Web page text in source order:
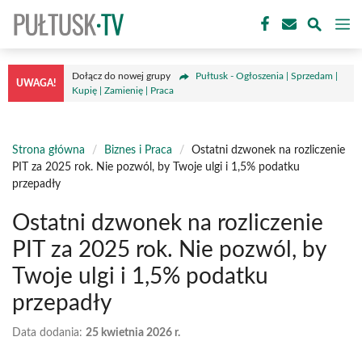
treści
UWAGA!
Dołącz do nowej grupy
Pułtusk - Ogłoszenia | Sprzedam |
Kupię | Zamienię | Praca
Strona główna / Biznes i Praca /
Ostatni dzwonek na rozliczenie
PIT za 2025 rok. Nie pozwól, by Twoje ulgi i 1,5% podatku
przepadły
Ostatni dzwonek na rozliczenie
PIT za 2025 rok. Nie pozwól, by
Twoje ulgi i 1,5% podatku
przepadły
Data dodania: 25 kwietnia 2026 r.